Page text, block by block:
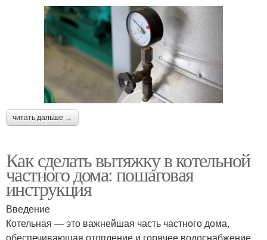
читать дальше →
Как сделать вытяжку в котельной
частного дома: пошаговая
инструкция
Введение
Котельная — это важнейшая часть частного дома,